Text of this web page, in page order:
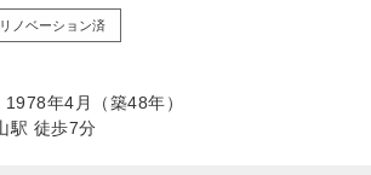
リノベーション済
年4月（築48年）
駅 徒歩7分